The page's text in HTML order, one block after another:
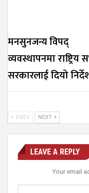
मनसुनजन्य विपद्
व्यवस्थापनमा राष्ट्रिय
सरकारलाई दियो
PREV NEXT
LEAVE A REPLY
Your email